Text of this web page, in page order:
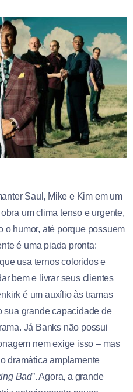
Saul, Mike e Kim em um
um clima tenso e urgente,
o humor, até porque possuem
é uma piada pronta:
usa ternos coloridos e
bem e livrar seus clientes
é um auxílio às tramas
sua grande capacidade de
Já Banks não possui
nem exige isso – mas
dramática amplamente
Bad”. Agora, a grande